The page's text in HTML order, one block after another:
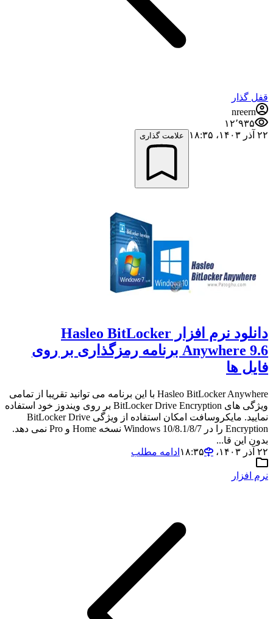
قفل گذار
nreern
۱۲٬۹۳۵
۲۲ آذر ۱۴۰۳،‏ ۱۸:۳۵
علامت گذاری
دانلود نرم افزار Hasleo BitLocker
Anywhere 9.6 برنامه رمزگذاری بر روی
فایل ها
Hasleo BitLocker Anywhere با این برنامه می توانید تقریبا از تمامی
ویژگی های BitLocker Drive Encryption بر روی ویندوز خود استفاده
نمایید. مایکروسافت امکان استفاده از ویژگی BitLocker Drive
Encryption را در Windows 10/8.1/8/7 نسخه Home و Pro نمی دهد.
بدون این قا...
۲۲ آذر ۱۴۰۳،‏ ۱۸:۳۵
ادامه مطلب
نرم افزار